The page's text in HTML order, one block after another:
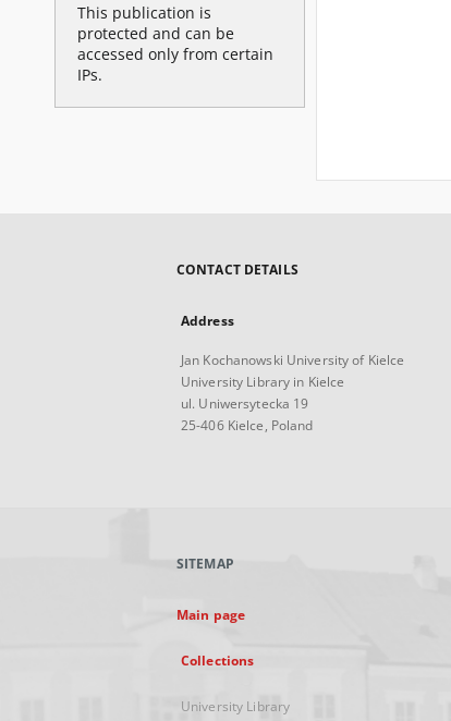
This publication is
protected and can be
accessed only from certain
IPs.
CONTACT DETAILS
Address
Jan Kochanowski University of Kielce
University Library in Kielce
ul. Uniwersytecka 19
25-406 Kielce, Poland
SITEMAP
Main page
Collections
University Library